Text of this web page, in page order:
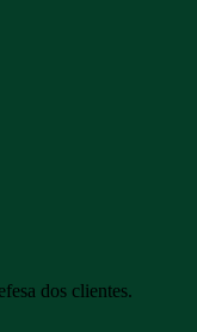
dos clientes.